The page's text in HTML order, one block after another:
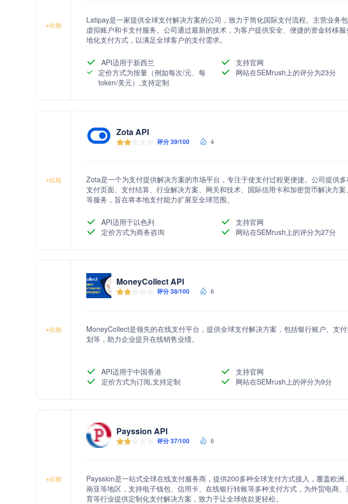
+比较
Latipay是一家提供全球支付解决方案的公司，致力于简化国际支付流程。主营业务
虚拟账户和卡支付服务。公司通过最新的技术，为客户提供安全、便捷的资金转移
地化支付方式，以满足全球客户的支付需求。
API适用于新西兰
支持官网
定价方式为按量（例如每次/元、每
token/美元）,支持定制
网站在SEMrush上的评分为23分
+比较
Zota API
评分 39/100 4
Zota是一个为支付提供解决方案的市场平台，专注于使支付过程更便捷。公司提供
支付页面、支付结算、行业解决方案、网关和技术、国际信用卡和加密货币解决方
等服务，旨在将本地支付能力扩展至全球范围。
API适用于以色列
支持官网
定价方式为商务咨询
网站在SEMrush上的评分为27分
+比较
MoneyCollect API
评分 38/100 6
MoneyCollect是领先的在线支付平台，提供全球支付解决方案，包括银行账户、支
划等，助力企业提升在线销售业绩。
API适用于中国香港
支持官网
定价方式为订阅,支持定制
网站在SEMrush上的评分为9分
+比较
Payssion API
评分 37/100 6
Payssion是一站式全球在线支付服务商，提供200多种全球支付方式接入，覆盖欧洲
南亚等地区，支持电子钱包、信用卡、在线银行转账等多种支付方式，为外贸电商
育等行业提供定制化支付解决方案，致力于让全球收款更轻松。